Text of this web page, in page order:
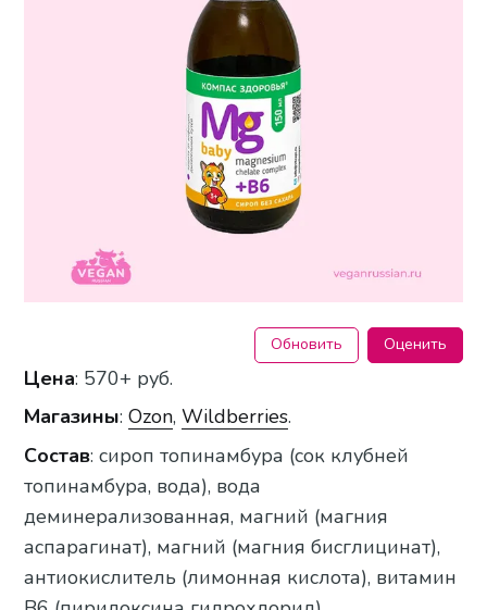
Обновить Оценить
Цена: 570+ руб.
Магазины:Ozon,Wildberries.
Состав: сироп топинамбура (сок клубней
топинамбура, вода), вода
деминерализованная, магний (магния
аспарагинат), магний (магния бисглицинат),
антиокислитель (лимонная кислота), витамин